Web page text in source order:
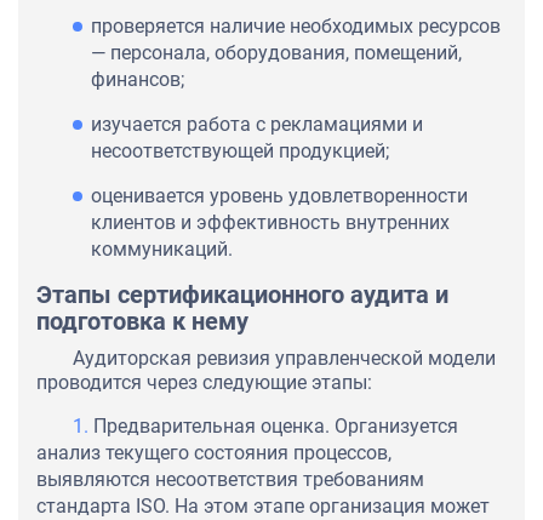
проверяется наличие необходимых ресурсов
— персонала, оборудования, помещений,
финансов;
изучается работа с рекламациями и
несоответствующей продукцией;
оценивается уровень удовлетворенности
клиентов и эффективность внутренних
коммуникаций.
Этапы сертификационного аудита и
подготовка к нему
Аудиторская ревизия управленческой модели
проводится через следующие этапы:
Предварительная оценка. Организуется
анализ текущего состояния процессов,
выявляются несоответствия требованиям
стандарта ISO. На этом этапе организация может